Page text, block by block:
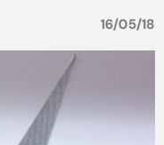
16/05/18